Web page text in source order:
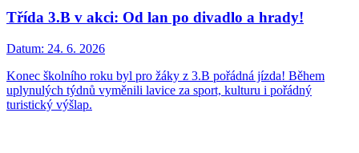
Třída 3.B v akci: Od lan po divadlo a hrady!
Datum: 24. 6. 2026
Konec školního roku byl pro žáky z 3.B pořádná jízda! Během
uplynulých týdnů vyměnili lavice za sport, kulturu i pořádný
turistický výšlap.